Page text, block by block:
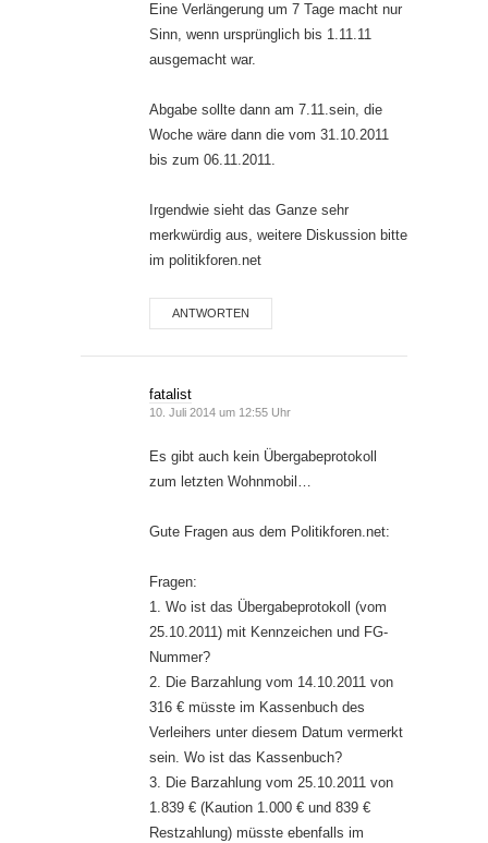
Eine Verlängerung um 7 Tage macht nur
Sinn, wenn ursprünglich bis 1.11.11
ausgemacht war.
Abgabe sollte dann am 7.11.sein, die
Woche wäre dann die vom 31.10.2011
bis zum 06.11.2011.
Irgendwie sieht das Ganze sehr
merkwürdig aus, weitere Diskussion bitte
im politikforen.net
ANTWORTEN
fatalist
10. Juli 2014 um 12:55 Uhr
Es gibt auch kein Übergabeprotokoll
zum letzten Wohnmobil…
Gute Fragen aus dem Politikforen.net:
Fragen:
1. Wo ist das Übergabeprotokoll (vom
25.10.2011) mit Kennzeichen und FG-
Nummer?
2. Die Barzahlung vom 14.10.2011 von
316 € müsste im Kassenbuch des
Verleihers unter diesem Datum vermerkt
sein. Wo ist das Kassenbuch?
3. Die Barzahlung vom 25.10.2011 von
1.839 € (Kaution 1.000 € und 839 €
Restzahlung) müsste ebenfalls im